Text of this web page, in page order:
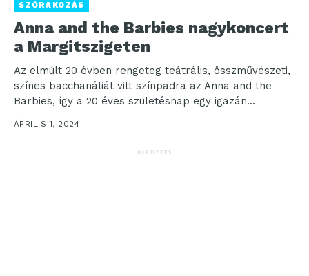
SZÓRAKOZÁS
Anna and the Barbies nagykoncert
a Margitszigeten
Az elmúlt 20 évben rengeteg teátrális, összművészeti,
színes bacchanáliát vitt színpadra az Anna and the
Barbies, így a 20 éves születésnap egy igazán...
ÁPRILIS 1, 2024
HIRDETÉS